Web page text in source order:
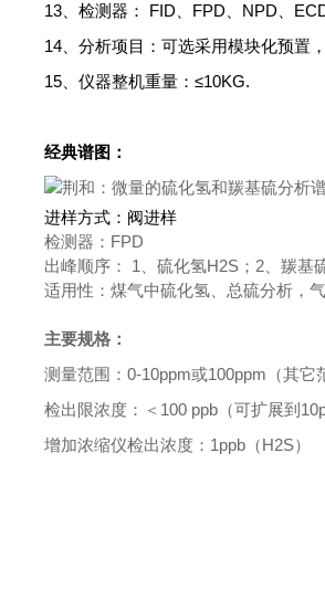
13、检测器： FID FPD NPD
14、分析项目：可选采用模块化预置
15、仪器整机重量：≤10KG.
经典谱图：
进样方式：阀进样
检测器： FPD
出峰顺序：
1 、硫化氢H2S ； 2 、羰基
适用性：煤气中硫化氢、总硫分析，
主要规格：
测量范围：0-10ppm或100ppm （其它
检出限浓度：＜ 100 ppb （可扩展到
增加浓缩仪检出浓度： 1ppb （H2S）